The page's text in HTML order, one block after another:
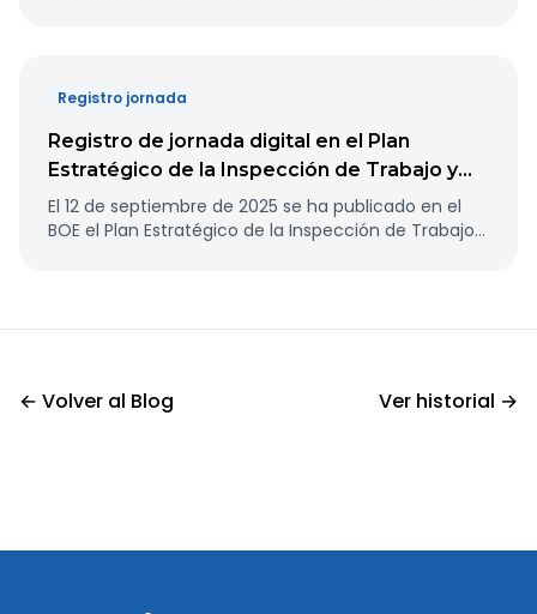
Registro jornada
Registro de jornada digital en el Plan
Estratégico de la Inspección de Trabajo y
Seguridad Social 2025-2027
El 12 de septiembre de 2025 se ha publicado en el
BOE el Plan Estratégico de la Inspección de Trabajo y
← Volver al Blog Ver historial →